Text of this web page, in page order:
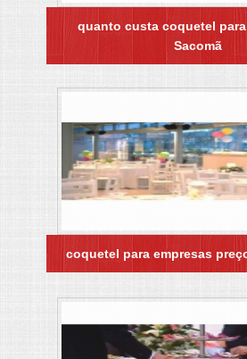
quanto custa coquetel
Sacomã
coquetel para empresas